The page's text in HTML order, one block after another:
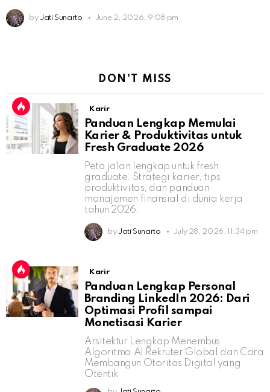
by Jati Sunarto June 2, 2026, 9:08 pm
DON'T MISS
Karir
Panduan Lengkap Memulai
Karier & Produktivitas untuk
Fresh Graduate 2026
Peta jalan lengkap untuk fresh
graduate: Strategi karier, tips
produktivitas, dan panduan
manajemen finansial di dunia kerja
tahun 2026.
by Jati Sunarto July 28, 2026, 11:34 pm
Karir
Panduan Lengkap Personal
Branding LinkedIn 2026: Dari
Optimasi Profil sampai
Monetisasi Karier
Arsitektur Lengkap Menembus
Algoritma AI Rekruter Global dan Cara
Membangun Otoritas Digital yang
Otentik